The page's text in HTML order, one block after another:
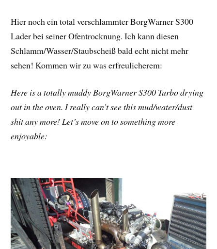
Hier noch ein total verschlammter BorgWarner S300
Lader bei seiner Ofentrocknung. Ich kann diesen
Schlamm/Wasser/Staubscheiß bald echt nicht mehr
sehen! Kommen wir zu was erfreulicherem:
Here is a totally muddy BorgWarner S300 Turbo drying
out in the oven. I really can’t see this mud/water/dust
shit any more! Let’s move on to something more
enjoyable: